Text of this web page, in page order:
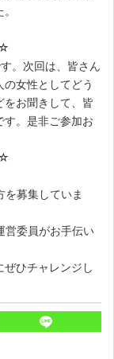
。次回は、皆さん
女性としてどう
をお聞きして、皆
す。是非ご参加お
募集していま
委員がお手伝い
ひチャレンジし